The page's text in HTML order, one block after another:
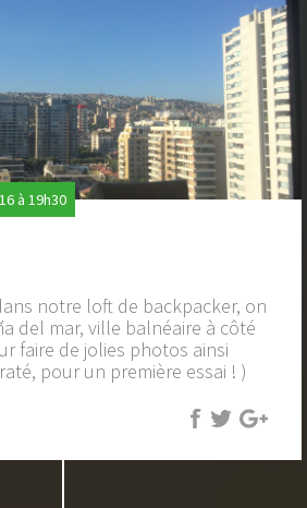
à 19h30
notre loft de backpacker, on
del mar, ville balnéaire à côté
faire de jolies photos ainsi
pour un première essai ! )